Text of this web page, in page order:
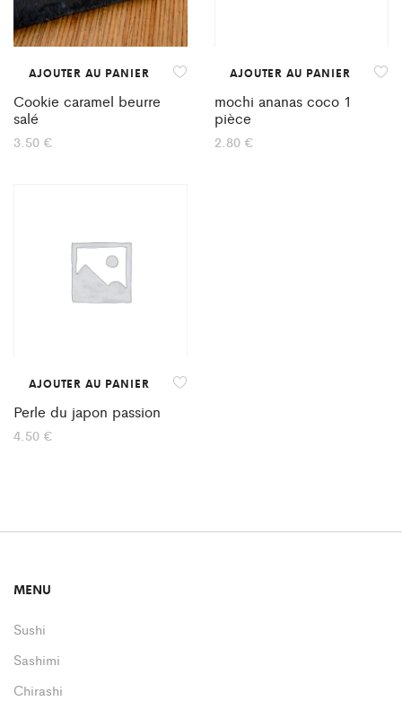
AJOUTER AU PANIER
Cookie caramel beurre
salé
3.50 €
AJOUTER AU PANIER
mochi ananas coco 1
pièce
2.80 €
AJOUTER AU PANIER
Perle du japon passion
4.50 €
MENU
Sushi
Sashimi
Chirashi